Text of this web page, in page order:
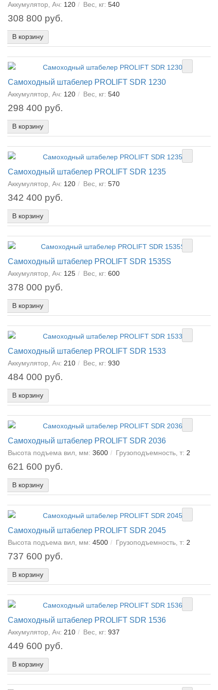
Аккумулятор, Ач: 120 Вес, кг: 540
308 800 руб.
В корзину
Самоходный штабелер PROLIFT SDR 1230
Аккумулятор, Ач: 120 Вес, кг: 540
298 400 руб.
В корзину
Самоходный штабелер PROLIFT SDR 1235
Аккумулятор, Ач: 120 Вес, кг: 570
342 400 руб.
В корзину
Самоходный штабелер PROLIFT SDR 1535S
Аккумулятор, Ач: 125 Вес, кг: 600
378 000 руб.
В корзину
Самоходный штабелер PROLIFT SDR 1533
Аккумулятор, Ач: 210 Вес, кг: 930
484 000 руб.
В корзину
Самоходный штабелер PROLIFT SDR 2036
Высота подъема вил, мм: 3600 Грузоподъемность, т: 2
621 600 руб.
В корзину
Самоходный штабелер PROLIFT SDR 2045
Высота подъема вил, мм: 4500 Грузоподъемность, т: 2
737 600 руб.
В корзину
Самоходный штабелер PROLIFT SDR 1536
Аккумулятор, Ач: 210 Вес, кг: 937
449 600 руб.
В корзину